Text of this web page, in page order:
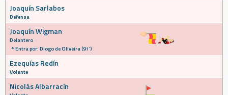
Joaquín Sarlabos
Defensa
Joaquín Wigman
Delantero
Entra por: Diogo de Oliveira (91')
Ezequías Redín
Volante
Nicolás Albarracín